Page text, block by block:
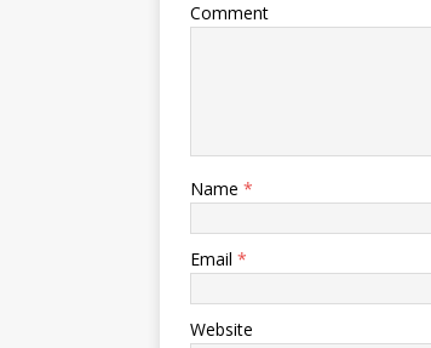
Comment
Name *
Email *
Website